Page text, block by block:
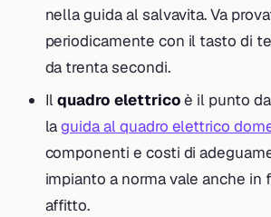
nella guida al salvavita. Va
periodicamente con il tasto di
da trenta secondi.
Ilquadro elettricoè il punto
laguida al quadro elettrico
componenti e costi di
impianto a norma vale anche in
affitto.